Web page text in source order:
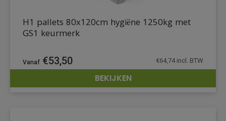
DETAILS
H1 pallets 80x120cm hygiëne 1250kg met
GS1 keurmerk
€53,50 €64,74 incl. BTW
BEKIJKEN